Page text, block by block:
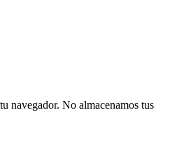
navegador. No almacenamos tus